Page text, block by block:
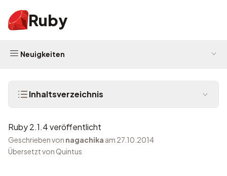
Ruby
Neuigkeiten
Inhaltsverzeichnis
Ruby 2.1.4 veröffentlicht
Geschrieben von nagachika am 27.10.2014
Übersetzt von Quintus